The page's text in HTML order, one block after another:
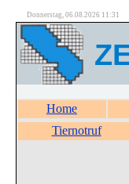
Donnerstag, 06.08.2026 11:31
Home
Tiernotruf